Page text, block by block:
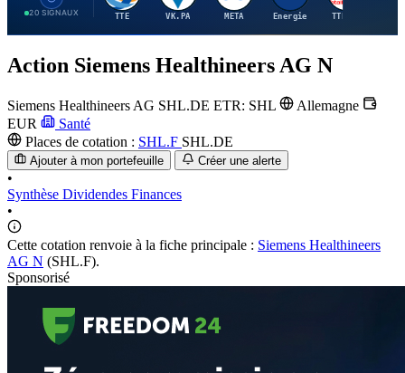
20 SIGNAUX TTE VK.PA META Energie TTE.PA
Action Siemens Healthineers AG N
Siemens Healthineers AG SHL.DE ETR: SHL
Allemagne
EUR
Santé
Places de cotation : SHL.F SHL.DE
Ajouter à mon portefeuille Créer une alerte
•
Synthèse Dividendes Finances
•
Cette cotation renvoie à la fiche principale : Siemens Healthineers
AG N (SHL.F).
Sponsorisé